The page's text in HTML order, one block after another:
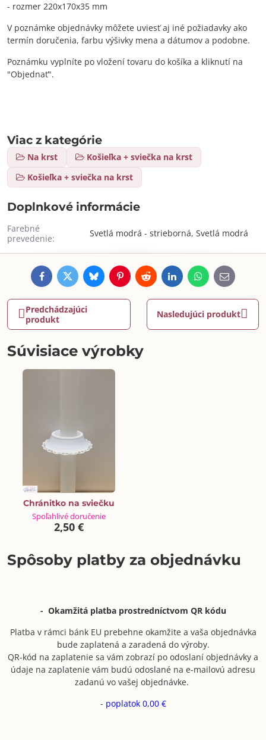
- rozmer 220x170x35 mm
V poznámke objednávky môžete uviesť aj iné požiadavky ako
termín doručenia, farbu výšivky mena a dátumov a podobne.
Poznámku vyplníte po vložení tovaru do košíka a kliknutí na
"Objednať".
Viac z kategórie
Na krst
Košieľka + sviečka na krst
Košieľka + sviečka na krst
Doplnkové informácie
Farebné
prevedenie:
Svetlá modrá - strieborná, Svetlá modrá
FacebookTwitterBlueskyPinterestRedditLinkedInWhatsApp
E-
mail
Predchádzajúci
produkt
Nasledujúci produkt
Súvisiace výrobky
Chránitko na sviečku
Spoľahlivé doručenie
2,50 €
Spôsoby platby za objednávku
- Okamžitá platba prostredníctvom QR kódu
Platba v rámci bánk EU prebehne okamžite a vaša objednávka
bude zaplatená a zaradená do výroby.
QR-kód na zaplatenie sa vám zobrazí po odoslaní objednávky a
údaje na zaplatenie vám budú odoslané na e-mailovú adresu
zadanú vo vašej objednávke.
- poplatok 0,00 €